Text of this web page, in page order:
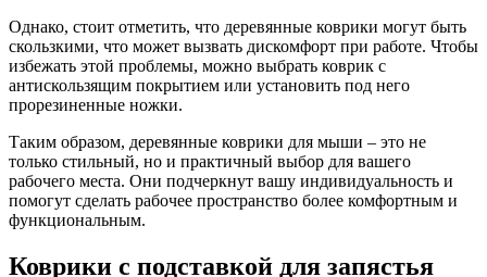
Однако, стоит отметить, что деревянные коврики могут быть
скользкими, что может вызвать дискомфорт при работе. Чтобы
избежать этой проблемы, можно выбрать коврик с
антискользящим покрытием или установить под него
прорезиненные ножки.
Таким образом, деревянные коврики для мыши – это не
только стильный, но и практичный выбор для вашего
рабочего места. Они подчеркнут вашу индивидуальность и
помогут сделать рабочее пространство более комфортным и
функциональным.
Коврики с подставкой для запястья